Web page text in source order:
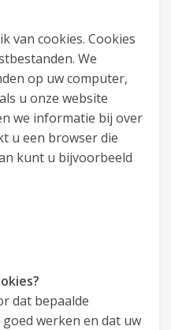
van cookies. Cookies
We
op uw computer,
u onze website
we informatie bij over
u een browser die
kunt u bijvoorbeeld
dat bepaalde
werken en dat uw